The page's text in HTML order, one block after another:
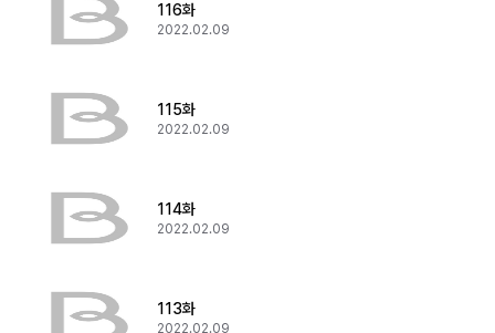
116화
2022.02.09
115화
2022.02.09
114화
2022.02.09
113화
2022.02.09